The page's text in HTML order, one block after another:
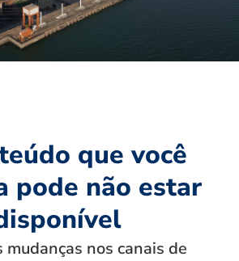
que você
pode não estar
mudanças nos canais de